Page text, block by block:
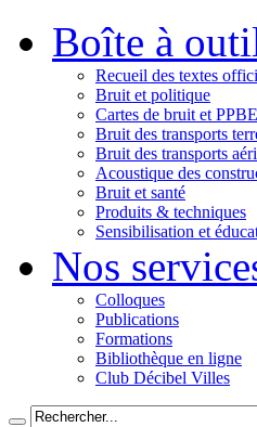
Boîte à
Recueil des textes
Bruit et politique
Cartes de bruit et PPBE
Bruit des transports
Bruit des transports
Acoustique des
Bruit et santé
Produits & techniques
Sensibilisation et
Nos
Colloques
Publications
Formations
Bibliothèque en ligne
Club Décibel Villes